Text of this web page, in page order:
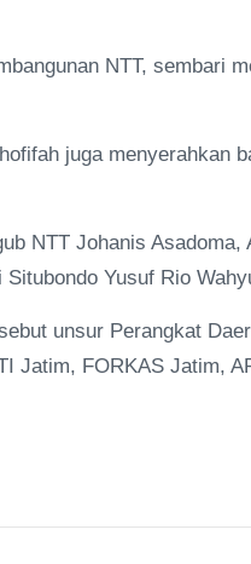
NTT, sembari
juga menyerahkan
NTT Johanis
Yusuf Rio
unsur Perangkat
Jatim, FORKAS Jatim,